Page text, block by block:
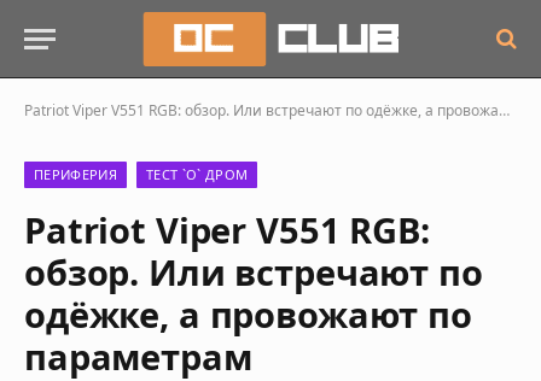
Patriot Viper V551 RGB: обзор. Или встречают по одёжке, а провожают по параметрам
ПЕРИФЕРИЯ ТЕСТ `О` ДРОМ
Patriot Viper V551 RGB:
обзор. Или встречают по
одёжке, а провожают по
параметрам